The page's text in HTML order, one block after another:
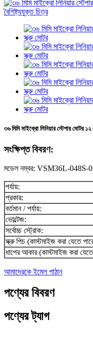
৩৬ মিমি মাইক্রো লিনিয়ার স্টেপার মোটর
সংক্ষিপ্ত বিবরণ:
মডেল নম্বর: VSM36L-048S-
পর্যায়:
প্রকার:
বর্তমান / পর্যায়:
ভোল্টেজ:
সর্বোচ্চ স্ট্রোক:
স্ক্রু পিচ (কাস্টমাইজ করা যেতে
ধাপের আকার (কাস্টমাইজ করা
আমাদেরকে ইমেল পাঠান
পণ্যের বিবরণ
পণ্যের ট্যাগ